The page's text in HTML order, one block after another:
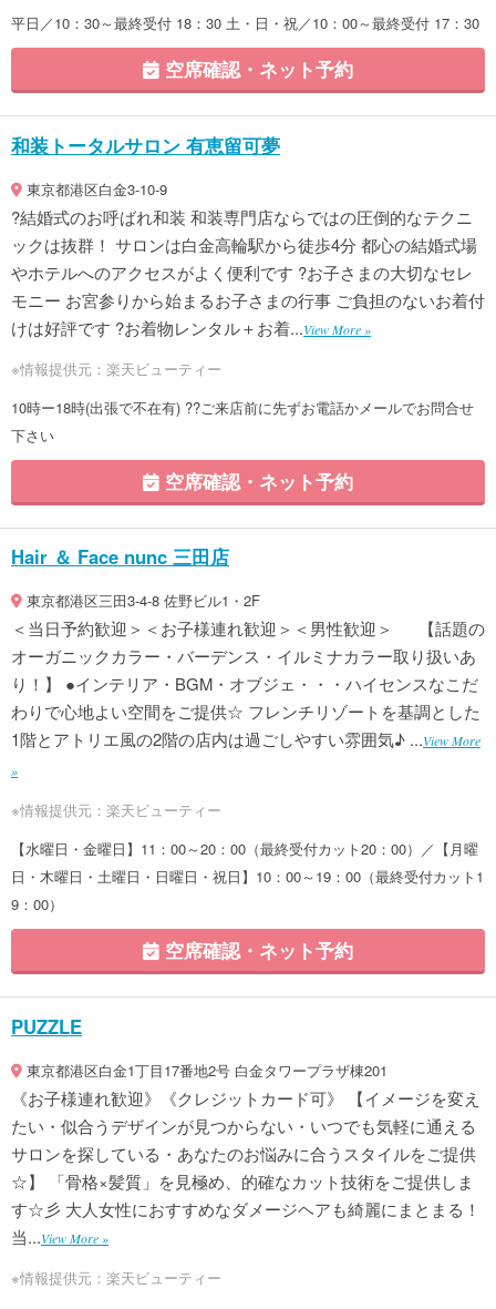
平日／10：30～最終受付 18：30 土・日・祝／10：00～最終受付 17：30
空席確認・ネット予約
和装トータルサロン 有恵留可夢
東京都港区白金3-10-9
?結婚式のお呼ばれ和装 和装専門店ならではの圧倒的なテクニ
ックは抜群！ サロンは白金高輪駅から徒歩4分 都心の結婚式場
やホテルへのアクセスがよく便利です ?お子さまの大切なセレ
モニー お宮参りから始まるお子さまの行事 ご負担のないお着付
けは好評です ?お着物レンタル＋お着...View More »
※情報提供元：楽天ビューティー
10時ー18時(出張で不在有) ??ご来店前に先ずお電話かメールでお問合せ
下さい
空席確認・ネット予約
Hair ＆ Face nunc 三田店
東京都港区三田3-4-8 佐野ビル1・2F
＜当日予約歓迎＞＜お子様連れ歓迎＞＜男性歓迎＞ 【話題の
オーガニックカラー・バーデンス・イルミナカラー取り扱いあ
り！】 ●インテリア・BGM・オブジェ・・・ハイセンスなこだ
わりで心地よい空間をご提供☆ フレンチリゾートを基調とした
1階とアトリエ風の2階の店内は過ごしやすい雰囲気♪ ...View More
»
※情報提供元：楽天ビューティー
【水曜日・金曜日】11：00～20：00（最終受付カット20：00）／【月曜
日・木曜日・土曜日・日曜日・祝日】10：00～19：00（最終受付カット1
9：00）
空席確認・ネット予約
PUZZLE
東京都港区白金1丁目17番地2号 白金タワープラザ棟201
《お子様連れ歓迎》《クレジットカード可》 【イメージを変え
たい・似合うデザインが見つからない・いつでも気軽に通える
サロンを探している・あなたのお悩みに合うスタイルをご提供
☆】 「骨格×髪質」を見極め、的確なカット技術をご提供しま
す☆彡 大人女性におすすめなダメージヘアも綺麗にまとまる！
当...View More »
※情報提供元：楽天ビューティー